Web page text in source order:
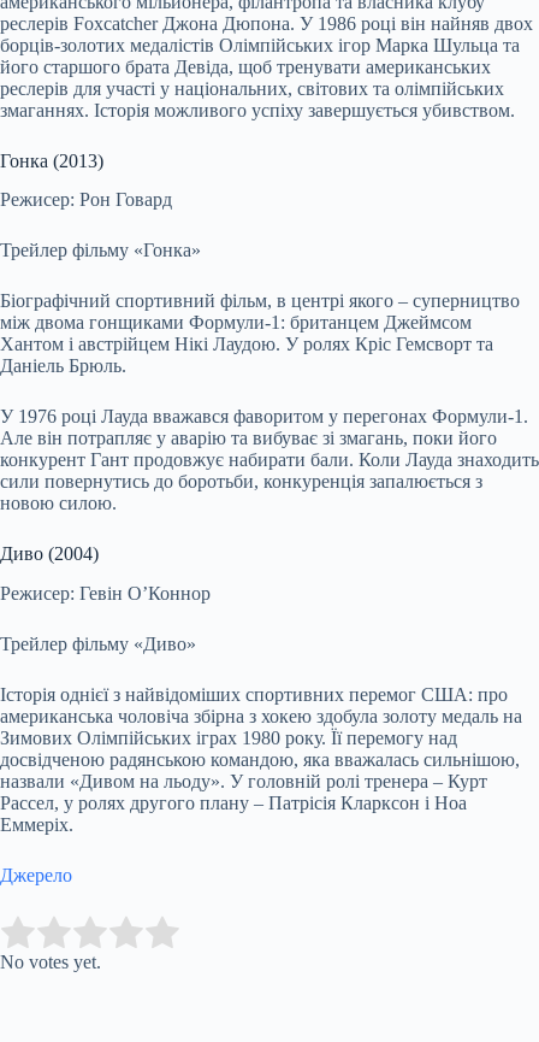
реслерів Foxcatcher Джона Дюпона. У 1986 році він найняв двох
борців-золотих медалістів Олімпійських ігор Марка Шульца та
його старшого брата Девіда, щоб тренувати американських
реслерів для участі у національних, світових та олімпійських
змаганнях. Історія можливого успіху завершується убивством.
Гонка (2013)
Режисер: Рон Говард
Трейлер фільму «Гонка»
Біографічний спортивний фільм, в центрі якого – суперництво
між двома гонщиками Формули-1: британцем Джеймсом
Хантом і австрійцем Нікі Лаудою. У ролях Кріс Гемсворт та
Даніель Брюль.
У 1976 році Лауда вважався фаворитом у перегонах Формули-1.
Але він потрапляє у аварію та вибуває зі змагань, поки його
конкурент Гант продовжує набирати бали. Коли Лауда знаходить
сили повернутись до боротьби, конкуренція запалюється з
новою силою.
Диво (2004)
Режисер: Гевін ОʼКоннор
Трейлер фільму «Диво»
Історія однієї з найвідоміших спортивних перемог США: про
американська чоловіча збірна з хокею здобула золоту медаль на
Зимових Олімпійських іграх 1980 року. Її перемогу над
досвідченою радянською командою, яка вважалась сильнішою,
назвали «Дивом на льоду». У головній ролі тренера – Курт
Рассел, у ролях другого плану – Патрісія Кларксон і Ноа
Еммеріх.
Джерело
Rate this item:
No votes yet.